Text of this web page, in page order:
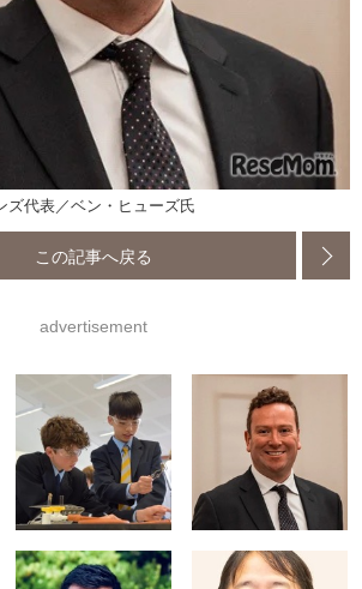
ズ代表／ベン・ヒューズ氏
この記事へ戻る
advertisement